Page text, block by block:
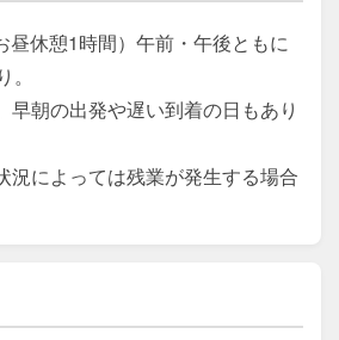
昼休憩1時間）午前・午後ともに
早朝の出発や遅い到着の日もあり
況によっては残業が発生する場合